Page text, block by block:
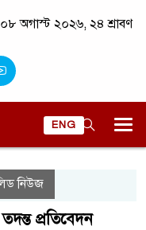
অগাস্ট ২০২৬, ২৪ শ্রাবণ
ENG
নিউজ
প্রতিবেদন